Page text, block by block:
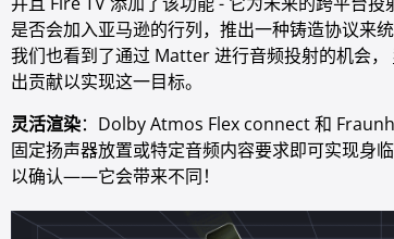
是否会加入亚马逊的行列，推出一种铸造协议来
我们也看到了通过 Matter 进行音频投射的机会，
出贡献以实现这一目标。
灵活渲染：Dolby Atmos Flex connect 和
固定扬声器放置或特定音频内容要求即可实现
以确认——它会带来不同！